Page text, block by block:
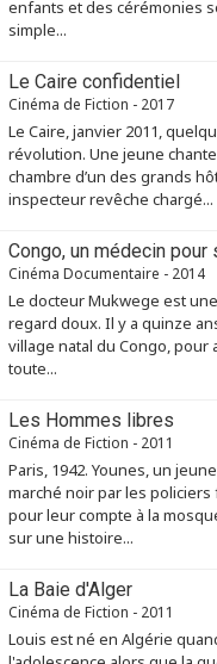
enfants et des cérémonies
simple...
Le Caire confidentiel
Cinéma de Fiction - 2017
Le Caire, janvier 2011,
révolution. Une jeune
chambre d’un des grands
inspecteur revêche chargé...
Congo, un médecin
Cinéma Documentaire - 2014
Le docteur Mukwege est
regard doux. Il y a quinze
village natal du Congo, pour
toute...
Les Hommes libres
Cinéma de Fiction - 2011
Paris, 1942. Younes, un
marché noir par les
pour leur compte à la
sur une histoire...
La Baie d'Alger
Cinéma de Fiction - 2011
Louis est né en Algérie